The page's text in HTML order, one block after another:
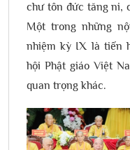
chư tôn đức tăng ni,
Một trong những
nhiệm kỳ IX là tiến
hội Phật giáo Việt
quan trọng khác.